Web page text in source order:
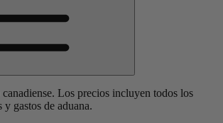
canadiense. Los precios incluyen todos los
y gastos de aduana.